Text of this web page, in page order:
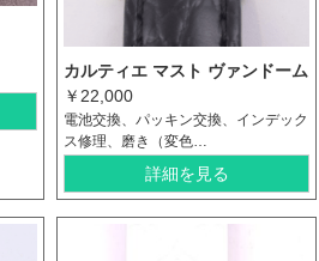
カルティエ マスト ヴァンドーム
￥22,000
電池交換、パッキン交換、インデック
ス修理、磨き（変色…
詳細を見る